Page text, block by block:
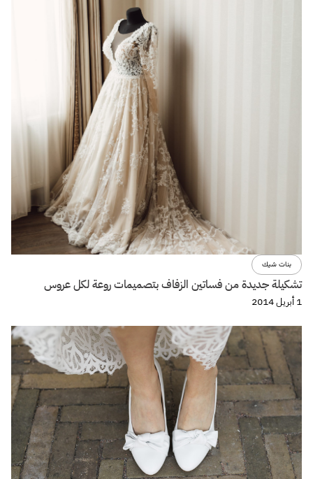
بنات شيك
تشكيلة جديدة من فساتين الزفاف بتصميمات روعة لكل عروس
1 أبريل 2014